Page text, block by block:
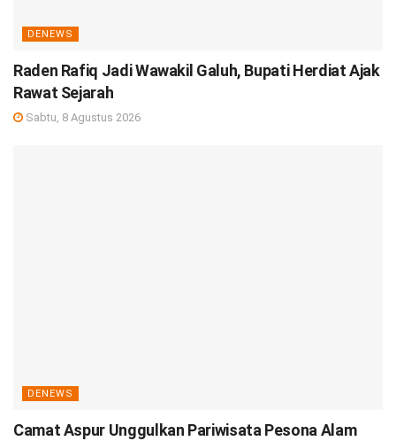
DENEWS
Raden Rafiq Jadi Wawakil Galuh, Bupati Herdiat Ajak
Rawat Sejarah
Sabtu, 8 Agustus 2026
DENEWS
Camat Aspur Unggulkan Pariwisata Pesona Alam